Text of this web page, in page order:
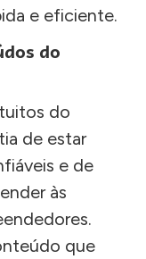
e eficiente.
do
do
de estar
e de
às
que